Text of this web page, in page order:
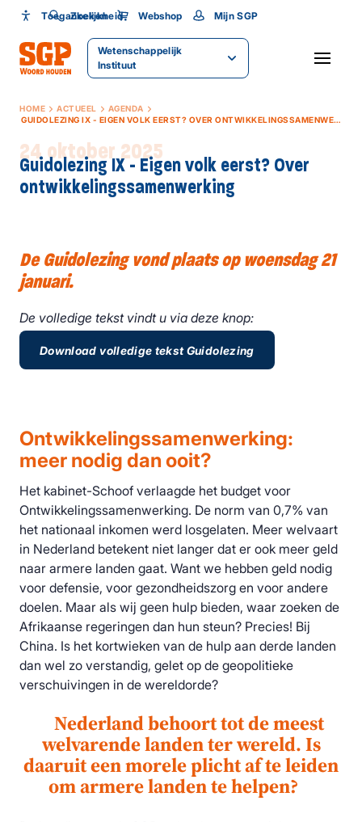
Toegankelijkheid
Toegankelijkheid
Lettergrootte
Zoeken Webshop Mijn SGP
Wetenschappelijk
Instituut
HOME ACTUEEL
AGENDA
GUIDOLEZING IX - EIGEN VOLK EERST? OVER ONTWIKKELINGSSAMENWERKING
24 oktober 2025
Guidolezing IX - Eigen volk eerst? Over
ontwikkelingssamenwerking
De Guidolezing vond plaats op woensdag 21
januari.
De volledige tekst vindt u via deze knop:
Download volledige tekst Guidolezing
Ontwikkelingssamenwerking:
meer nodig dan ooit?
Het kabinet-Schoof verlaagde het budget voor
Ontwikkelingssamenwerking. De norm van 0,7% van
het nationaal inkomen werd losgelaten. Meer welvaart
in Nederland betekent niet langer dat er ook meer geld
naar armere landen gaat. Want we hebben geld nodig
voor defensie, voor gezondheidszorg en voor andere
doelen. Maar als wij geen hulp bieden, waar zoeken de
Afrikaanse regeringen dan hun steun? Precies! Bij
China. Is het kortwieken van de hulp aan derde landen
dan wel zo verstandig, gelet op de geopolitieke
verschuivingen in de wereldorde?
Nederland behoort tot de meest
welvarende landen ter wereld. Is
daaruit een morele plicht af te leiden
om armere landen te helpen?